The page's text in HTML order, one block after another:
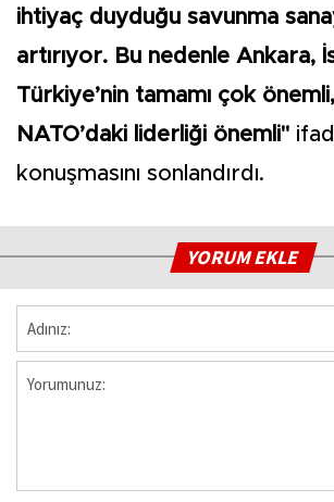
ihtiyaç duyduğu savunma
artırıyor. Bu nedenle Ankara,
Türkiye’nin tamamı çok
NATO’daki liderliği önemli"
konuşmasını sonlandırdı.
YORUM EKLE